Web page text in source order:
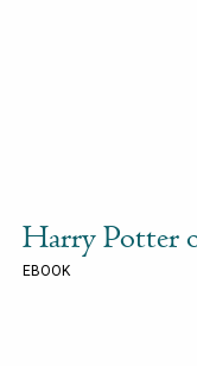
Harry Potter
EBOOK